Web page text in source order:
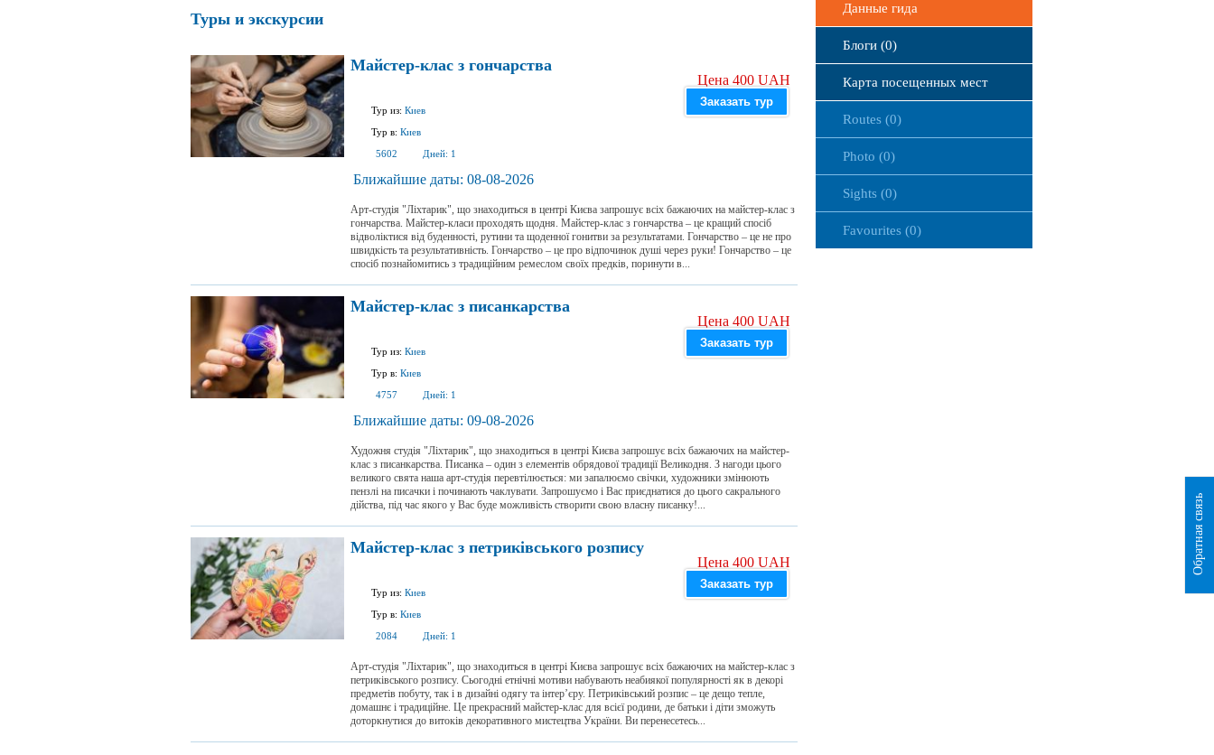
Туры и экскурсии
Майстер-клас з гончарства
Тур из: Киев
Тур в: Киев
5602
Дней: 1
Цена 400 UAH
Заказать тур
Ближайшие даты: 08-08-2026
Арт-студія "Ліхтарик", що знаходиться в центрі Києва запрошує всіх бажаючих на майстер-клас з
гончарства. Майстер-класи проходять щодня. Майстер-клас з гончарства – це кращий спосіб
відволіктися від буденності, рутини та щоденної гонитви за результатами. Гончарство – це не про
швидкість та результативність. Гончарство – це про відпочинок душі через руки! Гончарство – це
спосіб познайомитись з традиційним ремеслом своїх предків, поринути в...
Майстер-клас з писанкарства
Тур из: Киев
Тур в: Киев
4757
Дней: 1
Цена 400 UAH
Заказать тур
Ближайшие даты: 09-08-2026
Художня студія "Ліхтарик", що знаходиться в центрі Києва запрошує всіх бажаючих на майстер-
клас з писанкарства. Писанка – один з елементів обрядової традиції Великодня. З нагоди цього
великого свята наша арт-студія перевтілюється: ми запалюємо свічки, художники змінюють
пензлі на писачки і починають чаклувати. Запрошуємо і Вас приєднатися до цього сакрального
дійства, під час якого у Вас буде можливість створити свою власну писанку!...
Майстер-клас з петриківського розпису
Тур из: Киев
Тур в: Киев
2084
Дней: 1
Цена 400 UAH
Заказать тур
Арт-студія "Ліхтарик", що знаходиться в центрі Києва запрошує всіх бажаючих на майстер-клас з
петриківського розпису. Сьогодні етнічні мотиви набувають неабиякої популярності як в декорі
предметів побуту, так і в дизайні одягу та інтер’єру. Петриківський розпис – це дещо тепле,
домашнє і традиційне. Це прекрасний майстер-клас для всієї родини, де батьки і діти зможуть
доторкнутися до витоків декоративного мистецтва України. Ви перенесетесь...
Данные гида
Блоги (0)
Карта посещенных мест
Routes (0)
Photo (0)
Sights (0)
Favourites (0)
Обратная связь